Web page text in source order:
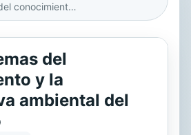
Los problemas del conocimiento y la perspectiva ambiental del desarrollo
del
y la
ambiental del